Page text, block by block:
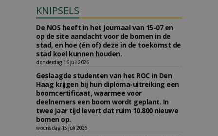
KNIPSELS
De NOS heeft in het Journaal van 15-07 en
op de site aandacht voor de bomen in de
stad, en hoe (én of) deze in de toekomst de
stad koel kunnen houden.
donderdag 16 juli 2026
Geslaagde studenten van het ROC in Den
Haag krijgen bij hun diploma-uitreiking een
boomcertificaat, waarmee voor
deelnemers een boom wordt geplant. In
twee jaar tijd levert dat ruim 10.800 nieuwe
bomen op.
woensdag 15 juli 2026